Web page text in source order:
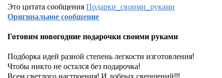
Это цитата сообщенияПодарки_своими_руками
Оригинальное сообщение
Готовим новогодние подарочки своими руками
Подборка идей разной степень легкости изготовления!
Чтобы никто не остался без подарочка!